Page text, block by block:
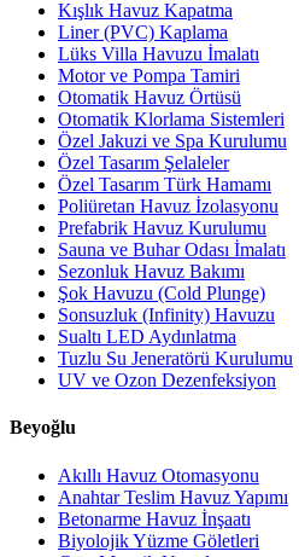
Kışlık Havuz Kapatma
Liner (PVC) Kaplama
Lüks Villa Havuzu İmalatı
Motor ve Pompa Tamiri
Otomatik Havuz Örtüsü
Otomatik Klorlama Sistemleri
Özel Jakuzi ve Spa Kurulumu
Özel Tasarım Şelaleler
Özel Tasarım Türk Hamamı
Poliüretan Havuz İzolasyonu
Prefabrik Havuz Kurulumu
Sauna ve Buhar Odası İmalatı
Sezonluk Havuz Bakımı
Şok Havuzu (Cold Plunge)
Sonsuzluk (Infinity) Havuzu
Sualtı LED Aydınlatma
Tuzlu Su Jeneratörü Kurulumu
UV ve Ozon Dezenfeksiyon
Beyoğlu
Akıllı Havuz Otomasyonu
Anahtar Teslim Havuz Yapımı
Betonarme Havuz İnşaatı
Biyolojik Yüzme Göletleri